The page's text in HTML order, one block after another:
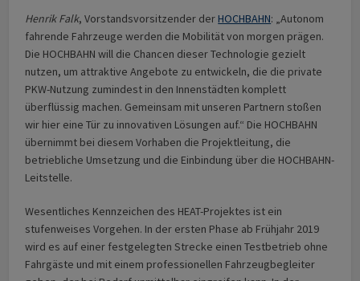
Henrik Falk, Vorstandsvorsitzender derHOCHBAHN: „Autonom
fahrende Fahrzeuge werden die Mobilität von morgen prägen.
Die HOCHBAHN will die Chancen dieser Technologie gezielt
nutzen, um attraktive Angebote zu entwickeln, die die private
PKW-Nutzung zumindest in den Innenstädten komplett
überflüssig machen. Gemeinsam mit unseren Partnern stoßen
wir hier eine Tür zu innovativen Lösungen auf.“ Die HOCHBAHN
übernimmt bei diesem Vorhaben die Projektleitung, die
betriebliche Umsetzung und die Einbindung über die HOCHBAHN-
Leitstelle.
Wesentliches Kennzeichen des HEAT-Projektes ist ein
stufenweises Vorgehen. In der ersten Phase ab Frühjahr 2019
wird es auf einer festgelegten Strecke einen Testbetrieb ohne
Fahrgäste und mit einem professionellen Fahrzeugbegleiter